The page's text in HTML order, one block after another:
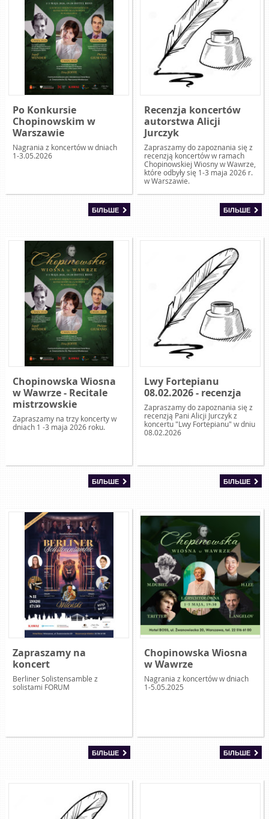
Po Konkursie
Chopinowskim w
Warszawie
Nagrania z koncertów w dniach
1-3.05.2026
БІЛЬШЕ
Recenzja koncertów
autorstwa Alicji
Jurczyk
Zapraszamy do zapoznania się z
recenzją koncertów w ramach
Chopinowskiej Wiosny w Wawrze,
które odbyły się 1-3 maja 2026 r.
w Warszawie.
БІЛЬШЕ
Chopinowska Wiosna
w Wawrze - Recitale
mistrzowskie
Zapraszamy na trzy koncerty w
dniach 1 -3 maja 2026 roku.
БІЛЬШЕ
Lwy Fortepianu
08.02.2026 - recenzja
Zapraszamy do zapoznania się z
recenzją Pani Alicji Jurczyk z
koncertu "Lwy Fortepianu" w dniu
08.02.2026
БІЛЬШЕ
Zapraszamy na
koncert
Berliner Solistensamble z
solistami FORUM
БІЛЬШЕ
Chopinowska Wiosna
w Wawrze
Nagrania z koncertów w dniach
1-5.05.2025
БІЛЬШЕ